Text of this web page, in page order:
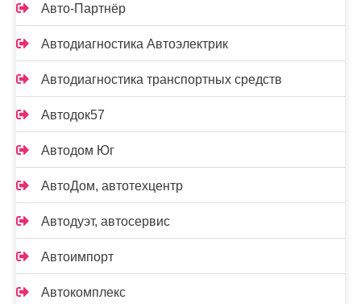
Авто-Партнёр
Автодиагностика Автоэлектрик
Автодиагностика транспортных средств
Автодок57
Автодом Юг
АвтоДом, автотехцентр
Автодуэт, автосервис
Автоимпорт
Автокомплекс